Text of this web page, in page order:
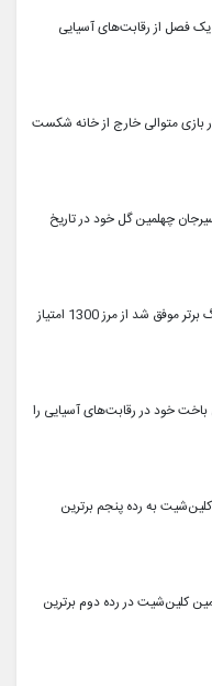
یک فصل از رقابت‌های آسیایی
بازی متوالی خارج از خانه شکست
چهلمین گل خود در تاریخ
سپاهان به عنوان سومین تیم در تاریخ لیگ برتر موفق شد از مرز 1300 امتیاز
باخت خود در رقابت‌های آسیایی را
حسین حسینی سنگربان سپاهان با 103 کلین‌شیت به رده پنجم برترین
کلین‌شیت در رده دوم برترین